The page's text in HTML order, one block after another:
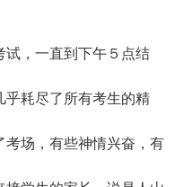
，一直到下午５点结
乎耗尽了所有考生的精
考场，有些神情兴奋，有